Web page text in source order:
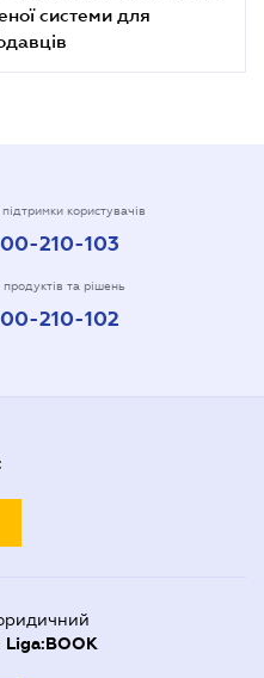
системи для
користувачів
210-103
продуктів та рішень
210-102
Liga:BOOK